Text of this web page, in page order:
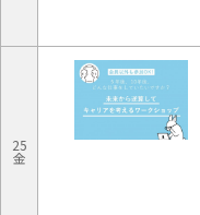
25
金